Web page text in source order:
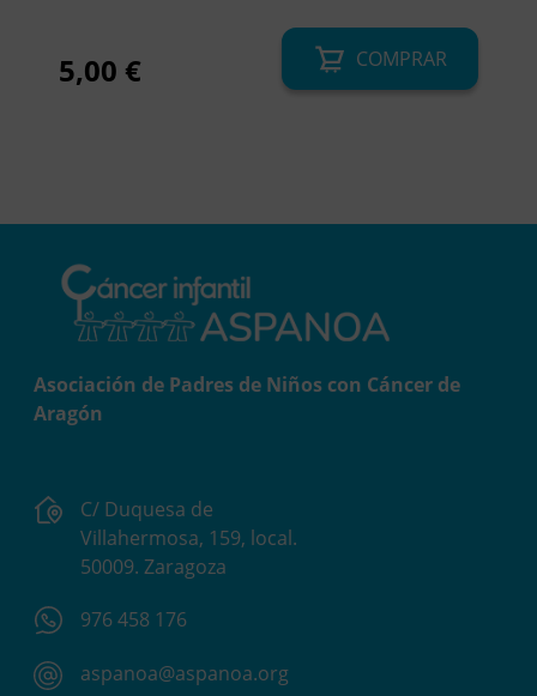
5,00 € COMPRAR
Asociación de Padres de Niños con Cáncer de
Aragón
C/ Duquesa de
Villahermosa, 159, local.
50009. Zaragoza
976 458 176
aspanoa@aspanoa.org